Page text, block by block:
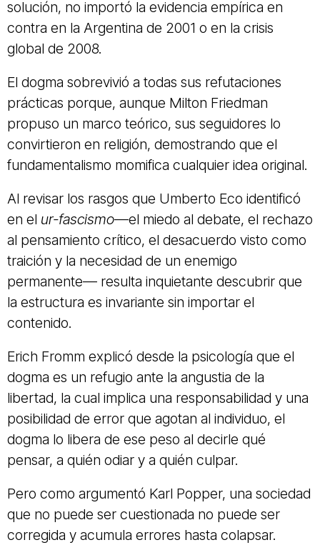
solución, no importó la evidencia empírica en
contra en la Argentina de 2001 o en la crisis
global de 2008.
El dogma sobrevivió a todas sus refutaciones
prácticas porque, aunque Milton Friedman
propuso un marco teórico, sus seguidores lo
convirtieron en religión, demostrando que el
fundamentalismo momifica cualquier idea original.
Al revisar los rasgos que Umberto Eco identificó
en el ur-fascismo—el miedo al debate, el rechazo
al pensamiento crítico, el desacuerdo visto como
traición y la necesidad de un enemigo
permanente— resulta inquietante descubrir que
la estructura es invariante sin importar el
contenido.
Erich Fromm explicó desde la psicología que el
dogma es un refugio ante la angustia de la
libertad, la cual implica una responsabilidad y una
posibilidad de error que agotan al individuo, el
dogma lo libera de ese peso al decirle qué
pensar, a quién odiar y a quién culpar.
Pero como argumentó Karl Popper, una sociedad
que no puede ser cuestionada no puede ser
corregida y acumula errores hasta colapsar.